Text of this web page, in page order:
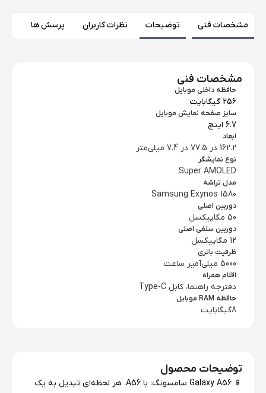
مشخصات فنی توضیحات نظرات کاربران پرسش ها
مشخصات فنی
حافظه داخلی موبایل
256 گیگابایت
سایز صفحه نمایش موبایل
6.7 اینچ
ابعاد
162.2 در 77.5 در 7.4 میلی‌متر
نوع نمایشگر
Super AMOLED
مدل تراشه
Samsung Exynos 1580
دوربین اصلی
50 مگاپیکسل
دوربین سلفی اصلی
12 مگاپیکسل
ظرفیت باتری
5000 میلی‌آمپر ساعت
اقلام همراه
دفترچه‌ راهنما، کابل Type-C
حافظه RAM موبایل
8گیگابایت
توضیحات محصول
📱 Galaxy A56 سامسونگ: با A56، هر لحظه‌ای تبدیل به یک